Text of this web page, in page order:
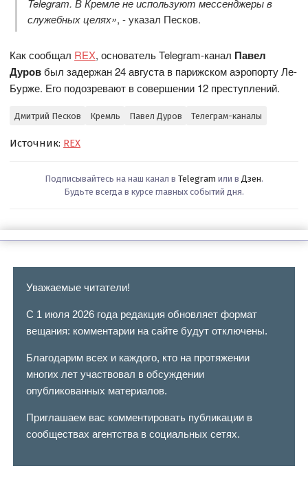
Telegram. В Кремле не используют мессенджеры в
служебных целях», - указал Песков.
Как сообщал REX, основатель Telegram-канал Павел
Дуровбыл задержан 24 августа в парижском аэропорту Ле-
Бурже. Его подозревают в совершении 12 преступлений.
Дмитрий Песков Кремль Павел Дуров Телеграм-каналы
Источник: REX
Подписывайтесь на наш канал в Telegram или в Дзен.
Будьте всегда в курсе главных событий дня.
Уважаемые читатели!
С 1 июля 2026 года редакция обновляет формат
вещания: комментарии на сайте будут отключены.
Благодарим всех и каждого, кто на протяжении
многих лет участвовал в обсуждении
опубликованных материалов.
Приглашаем вас комментировать публикации в
сообществах агентства в социальных сетях.